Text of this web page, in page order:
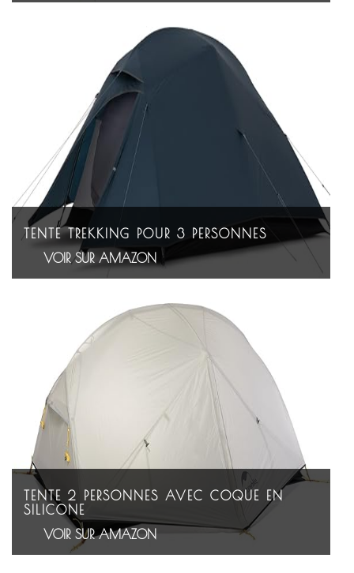
TENTE TREKKING POUR 3 PERSONNES
VOIR SUR AMAZON
TENTE 2 PERSONNES AVEC COQUE EN
SILICONE
VOIR SUR AMAZON